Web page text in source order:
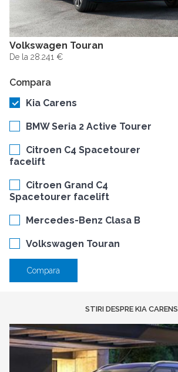
Volkswagen Touran
De la 28.241 €
Compara
Kia Carens
BMW Seria 2 Active Tourer
Citroen C4 Spacetourer
facelift
Citroen Grand C4
Spacetourer facelift
Mercedes-Benz Clasa B
Volkswagen Touran
Compara
STIRI DESPRE KIA CARENS